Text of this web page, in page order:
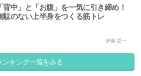
「背中」と「お腹」を一気に引き締め！
駄のない上半身をつくる筋トレ
伊藤 晃一
ンキング一覧をみる